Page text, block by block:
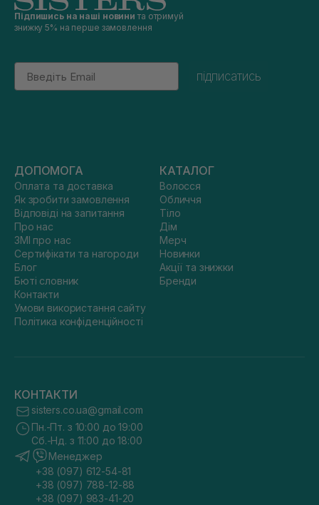
Підпишись на наші новини та отримуй
знижку 5% на перше замовлення
Email
підписатись
ДОПОМОГА
Оплата та доставка
Як зробити замовлення
Відповіді на запитання
Про нас
ЗМІ про нас
Сертифікати та нагороди
Блог
Бюті словник
Контакти
Умови використання сайту
Політика конфіденційності
КАТАЛОГ
Волосся
Обличчя
Тіло
Дім
Мерч
Новинки
Акції та знижки
Бренди
КОНТАКТИ
sisters.co.ua@gmail.com
Пн.-Пт. з 10:00 до 19:00
Сб.-Нд. з 11:00 до 18:00
Менеджер
+38 (097) 612-54-81
+38 (097) 788-12-88
+38 (097) 983-41-20